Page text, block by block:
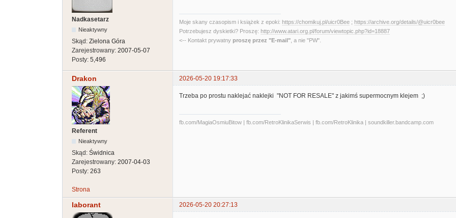
Nadkasetarz
Nieaktywny
Skąd: Zielona Góra
Zarejestrowany: 2007-05-07
Posty: 5,496
Moje skany czasopism i książek z epoki: https://chomikuj.pl/uicr0Bee ; https://archive.org/details/@uicr0bee
Potrzebujesz dyskietki? Proszę: http://www.atari.org.pl/forum/viewtopic.php?id=18887
<-- Kontakt prywatny proszę przez "E-mail" , a nie "PW".
Drakon 2026-05-20 19:17:33
Referent
Nieaktywny
Skąd: Świdnica
Zarejestrowany: 2007-04-03
Posty: 263
Trzeba po prostu naklejać naklejki "NOT FOR RESALE" z jakimś supermocnym klejem ;)
fb.com/MagiaOsmiuBitow | fb.com/RetroKlinikaSerwis | fb.com/RetroKlinika | soundkiller.bandcamp.com
Strona
laborant 2026-05-20 20:27:13